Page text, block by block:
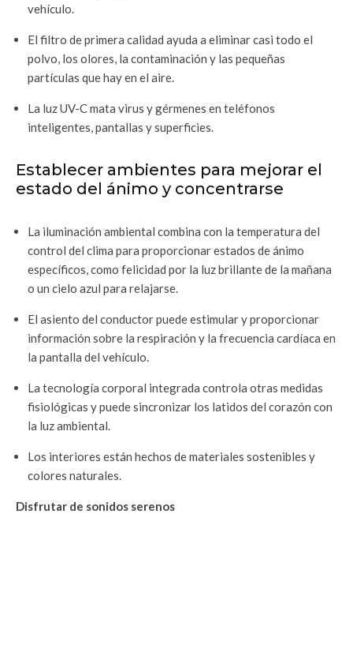
vehículo.
El filtro de primera calidad ayuda a eliminar casi todo el
polvo, los olores, la contaminación y las pequeñas
partículas que hay en el aire.
La luz UV-C mata virus y gérmenes en teléfonos
inteligentes, pantallas y superficies.
Establecer ambientes para mejorar el
estado del ánimo y concentrarse
La iluminación ambiental combina con la temperatura del
control del clima para proporcionar estados de ánimo
específicos, como felicidad por la luz brillante de la mañana
o un cielo azul para relajarse.
El asiento del conductor puede estimular y proporcionar
información sobre la respiración y la frecuencia cardíaca en
la pantalla del vehículo.
La tecnología corporal integrada controla otras medidas
fisiológicas y puede sincronizar los latidos del corazón con
la luz ambiental.
Los interiores están hechos de materiales sostenibles y
colores naturales.
Disfrutar de sonidos serenos